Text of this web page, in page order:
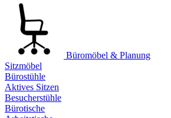
Büromöbel & Planung
Sitzmöbel
Bürostühle
Aktives Sitzen
Besucherstühle
Bürotische